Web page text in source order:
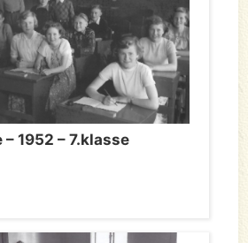
– 1952 – 7.klasse